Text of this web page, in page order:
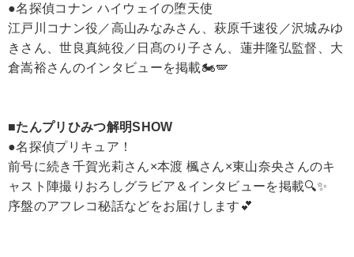
●名探偵コナン ハイウェイの堕天使
江戸川コナン役／高山みなみさん、萩原千速役／沢城みゆ
きさん、世良真純役／日髙のり子さん、蓮井隆弘監督、大
倉嵩裕さんのインタビューを掲載🏍🪽
■たんプリひみつ解明SHOW
●名探偵プリキュア！
前号に続き千賀光莉さん×本渡 楓さん×東山奈央さんのキ
ャスト陣撮りおろしグラビア＆インタビューを掲載🔍✨
序盤のアフレコ秘話などをお届けします💕